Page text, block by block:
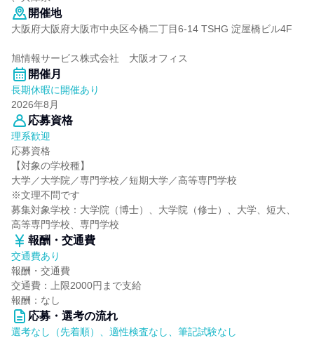
開催地
大阪府大阪府大阪市中央区今橋二丁目6-14 TSHG 淀屋橋ビル4F
旭情報サービス株式会社 大阪オフィス
開催月
長期休暇に開催あり
2026年8月
応募資格
理系歓迎
応募資格
【対象の学校種】
大学／大学院／専門学校／短期大学／高等専門学校
※文理不問です
募集対象学校：大学院（博士）、大学院（修士）、大学、短大、
高等専門学校、専門学校
報酬・交通費
交通費あり
報酬・交通費
交通費：上限2000円まで支給
報酬：なし
応募・選考の流れ
選考なし（先着順）、適性検査なし、筆記試験なし